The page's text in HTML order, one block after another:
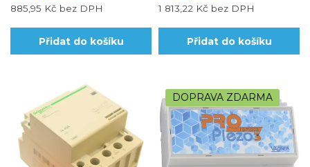
885,95 Kč bez DPH
Přidat do košíku
1 813,22 Kč bez DPH
Přidat do košíku
DOPRAVA ZDARMA